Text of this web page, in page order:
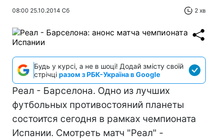
08:00 25.10.2014 Сб 2 хв
Будь у курсі, а не в шоці! Додай змісту своїй
стрічці разом з РБК-Україна в Google
Реал - Барселона. Одно из лучших
футбольных противостояний планеты
состоится сегодня в рамках чемпионата
Испании. Смотреть матч "Реал" -